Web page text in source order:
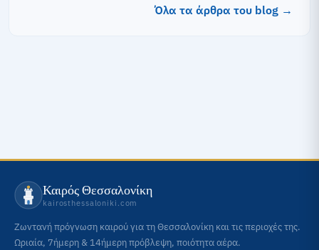
Όλα τα άρθρα του blog →
Καιρός Θεσσαλονίκη
kairosthessaloniki.com
Ζωντανή πρόγνωση καιρού για τη Θεσσαλονίκη και τις περιοχές της.
Ωριαία, 7ήμερη & 14ήμερη πρόβλεψη, ποιότητα αέρα.